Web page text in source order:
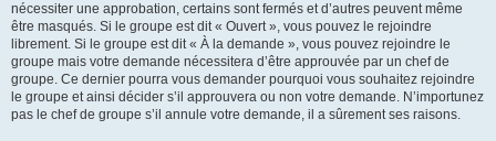
nécessiter une approbation, certains sont fermés et d’autres peuvent même
être masqués. Si le groupe est dit « Ouvert », vous pouvez le rejoindre
librement. Si le groupe est dit « À la demande », vous pouvez rejoindre le
groupe mais votre demande nécessitera d’être approuvée par un chef de
groupe. Ce dernier pourra vous demander pourquoi vous souhaitez rejoindre
le groupe et ainsi décider s’il approuvera ou non votre demande. N’importunez
pas le chef de groupe s’il annule votre demande, il a sûrement ses raisons.